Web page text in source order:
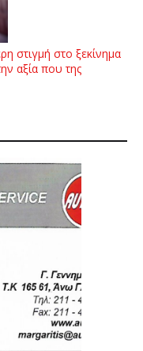
στιγμή στο ξεκίνημα
αξία που της